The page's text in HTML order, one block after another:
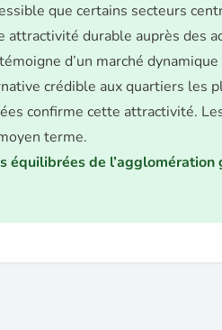
que certains secteurs
durable auprès des
d’un marché
crédible aux quartiers les
confirme cette attractivité.
terme.
équilibrées de